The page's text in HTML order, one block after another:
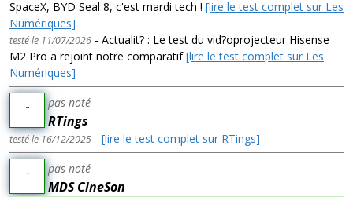
SpaceX, BYD Seal 8, c'est mardi tech ! [lire le test complet sur Les
Numériques]
testé le 11/07/2026 - Actualit? : Le test du vid?oprojecteur Hisense
M2 Pro a rejoint notre comparatif[lire le test complet sur Les
Numériques]
- pas noté
RTings
testé le 16/12/2025 - [lire le test complet sur RTings]
- pas noté
MDS CineSon